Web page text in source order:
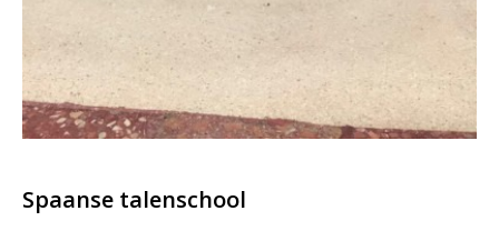
Spaanse talenschool